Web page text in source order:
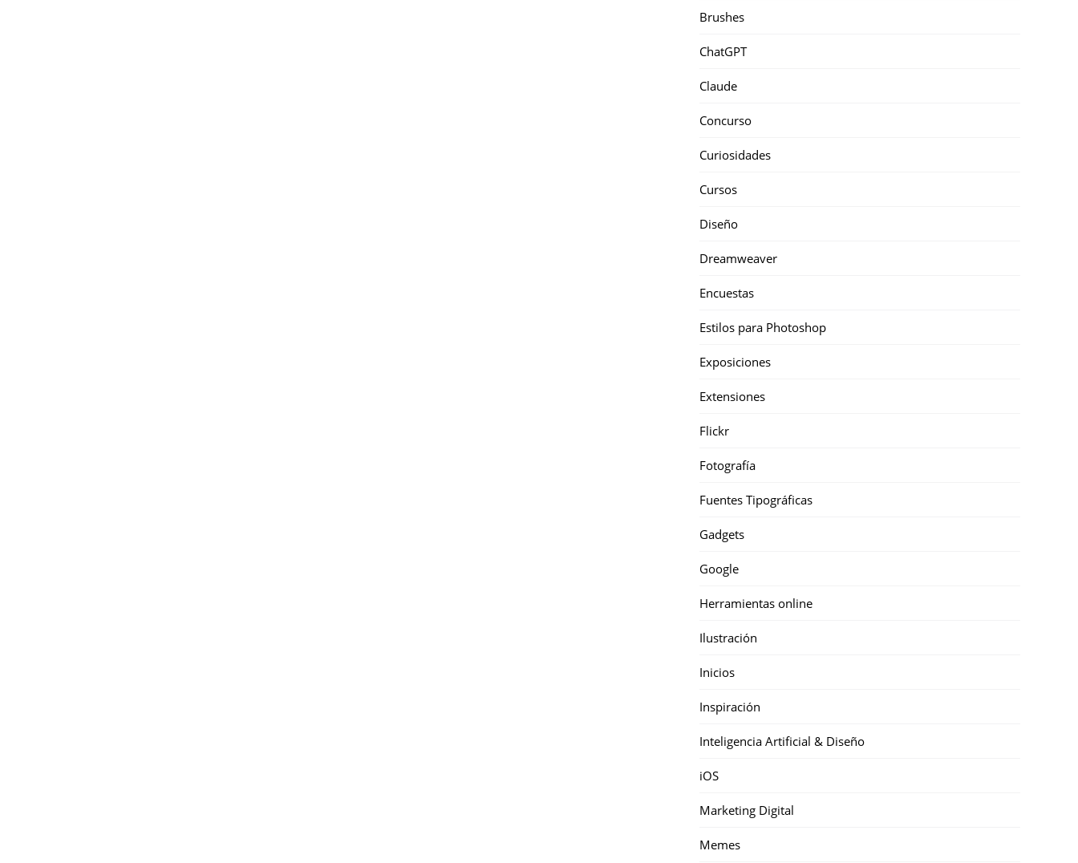
Brushes
ChatGPT
Claude
Concurso
Curiosidades
Cursos
Diseño
Dreamweaver
Encuestas
Estilos para Photoshop
Exposiciones
Extensiones
Flickr
Fotografía
Fuentes Tipográficas
Gadgets
Google
Herramientas online
Ilustración
Inicios
Inspiración
Inteligencia Artificial & Diseño
iOS
Marketing Digital
Memes